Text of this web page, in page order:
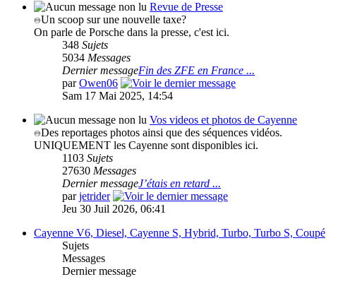
Revue de Presse
Un scoop sur une nouvelle taxe?
On parle de Porsche dans la presse, c'est ici.
348 Sujets
5034 Messages
Dernier messageFin des ZFE en France ...
parOwen06
Sam 17 Mai 2025, 14:54
Vos videos et photos de Cayenne
Des reportages photos ainsi que des séquences vidéos.
UNIQUEMENT les Cayenne sont disponibles ici.
1103 Sujets
27630 Messages
Dernier messageJ’étais en retard ...
parjetrider
Jeu 30 Juil 2026, 06:41
Cayenne V6, Diesel, Cayenne S, Hybrid, Turbo, Turbo S, Coupé
Sujets
Messages
Dernier message